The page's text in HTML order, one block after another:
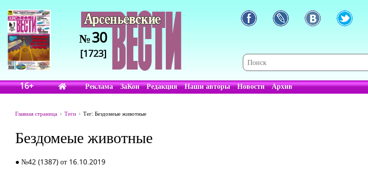
№30
[1723]
16+ Реклама ЗаКон Редакция Наши авторы Новости Архив
Главная страница Теги Тег: Бездомеые животные
Бездомеые животные
● №42 (1387) от 16.10.2019